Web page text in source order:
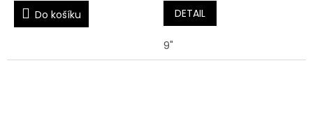
Do košíku DETAIL
9"